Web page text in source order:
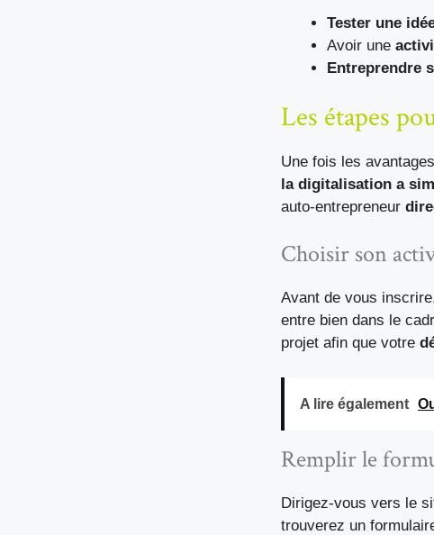
Tester une
Avoir une
Entreprendre
Les étapes
Une fois les
la digitalisation a
auto-entrepreneur
Choisir son
Avant de vous
entre bien dans le
projet afin que votre
A lire également
Remplir le
Dirigez-vous vers le
trouverez un